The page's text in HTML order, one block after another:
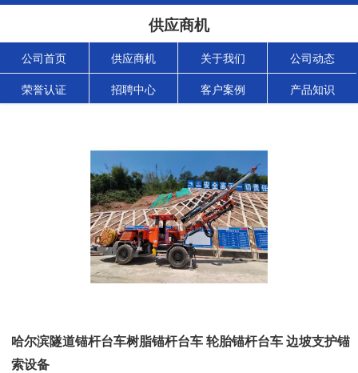
供应商机
公司首页 供应商机 关于我们 公司动态
荣誉认证 招聘中心 客户案例 产品知识
哈尔滨隧道锚杆台车树脂锚杆台车 轮胎锚杆台车 边坡支护锚
索设备